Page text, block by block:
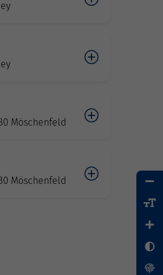
Möschenfeld
Möschenfeld